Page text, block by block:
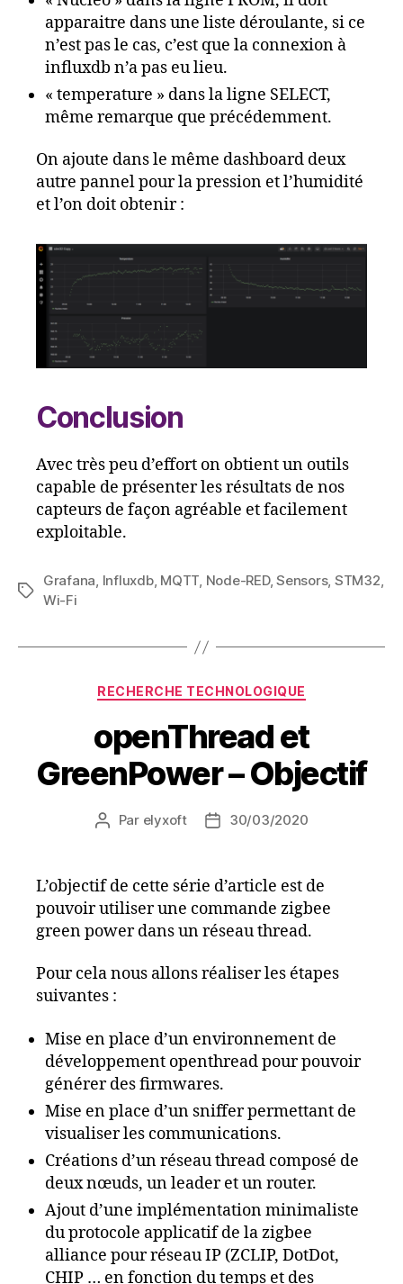
apparaitre dans une liste déroulante, si ce
n’est pas le cas, c’est que la connexion à
influxdb n’a pas eu lieu.
« temperature » dans la ligne SELECT,
même remarque que précédemment.
On ajoute dans le même dashboard deux
autre pannel pour la pression et l’humidité
et l’on doit obtenir :
Conclusion
Avec très peu d’effort on obtient un outils
capable de présenter les résultats de nos
capteurs de façon agréable et facilement
exploitable.
Étiquettes
Grafana, Influxdb, MQTT, Node-RED,Sensors, STM32,
Wi-Fi
Catégories
RECHERCHE TECHNOLOGIQUE
openThread et
GreenPower – Objectif
Auteur
Par elyxoft
Date30/03/2020
L’objectif de cette série d’article est de
pouvoir utiliser une commande zigbee
green power dans un réseau thread.
Pour cela nous allons réaliser les étapes
suivantes :
Mise en place d’un environnement de
développement openthread pour pouvoir
générer des firmwares.
Mise en place d’un sniffer permettant de
visualiser les communications.
Créations d’un réseau thread composé de
deux nœuds, un leader et un router.
Ajout d’une implémentation minimaliste
du protocole applicatif de la zigbee
alliance pour réseau IP (ZCLIP, DotDot,
CHIP … en fonction du temps et des